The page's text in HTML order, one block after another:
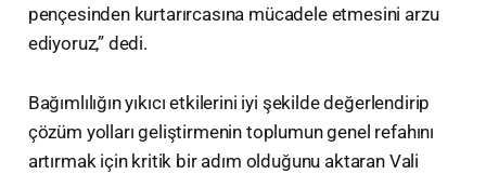
pençesinden kurtarırcasına mücadele etmesini arzu
ediyoruz,” dedi.
Bağımlılığın yıkıcı etkilerini iyi şekilde değerlendirip
çözüm yolları geliştirmenin toplumun genel refahını
artırmak için kritik bir adım olduğunu aktaran Vali